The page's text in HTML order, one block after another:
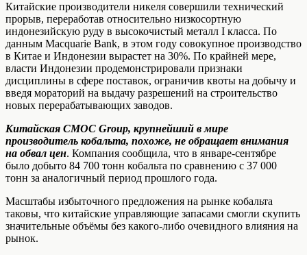
Китайские производители никеля совершили технический
прорыв, переработав относительно низкосортную
индонезийскую руду в высокочистый металл I класса. По
данным Macquarie Bank, в этом году совокупное производство
в Китае и Индонезии вырастет на 30%. По крайней мере,
власти Индонезии продемонстрировали признаки
дисциплины в сфере поставок, ограничив квоты на добычу и
введя мораторий на выдачу разрешений на строительство
новых перерабатывающих заводов.
Китайская CMOC Group, крупнейший в мире
производитель кобальта, похоже, не обращает внимания
на обвал цен. Компания сообщила, что в январе-сентябре
было добыто 84 700 тонн кобальта по сравнению с 37 000
тонн за аналогичный период прошлого года.
Масштабы избыточного предложения на рынке кобальта
таковы, что китайские управляющие запасами смогли скупить
значительные объёмы без какого-либо очевидного влияния на
рынок.